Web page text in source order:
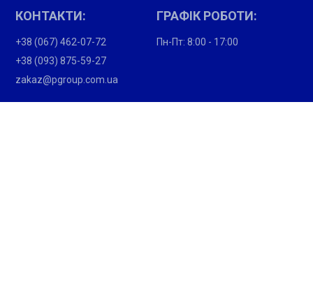
КОНТАКТИ:
+38 (067) 462-07-72
+38 (093) 875-59-27
zakaz@pgroup.com.ua
ГРАФІК РОБОТИ:
Пн-Пт: 8:00 - 17:00